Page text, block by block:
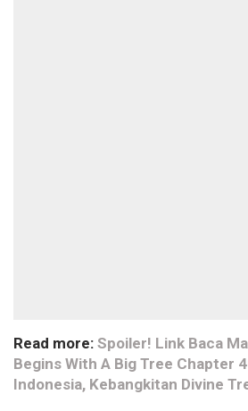
Read more: Spoiler! Link Baca
Begins With A Big Tree Chapter
Indonesia, Kebangkitan Divine